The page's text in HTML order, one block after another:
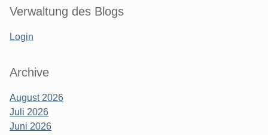
Verwaltung des Blogs
Login
Archive
August 2026
Juli 2026
Juni 2026